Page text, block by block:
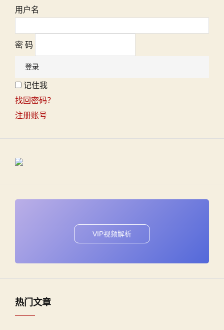
用户名
密 码
记住我
找回密码？
注册账号
VIP视频解析
热门文章